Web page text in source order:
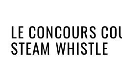
LE CONCOURS
STEAM WHISTLE